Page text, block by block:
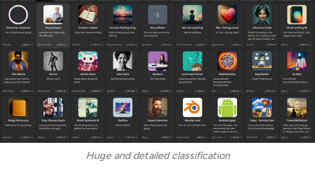
Huge and detailed classification